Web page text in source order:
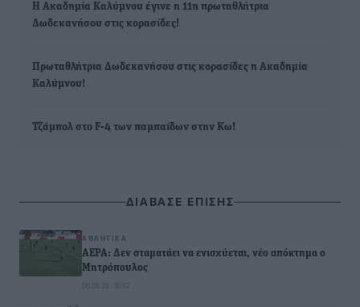
Η Ακαδημία Καλύμνου έγινε η 11η πρωταθλήτρια
Δωδεκανήσου στις κορασίδες!
Πρωταθλήτρια Δωδεκανήσου στις κορασίδες η Ακαδημία
Καλύμνου!
Τζάμπολ στο F-4 των παμπαίδων στην Κω!
ΔΙΑΒΑΣΕ ΕΠΙΣΗΣ
ΑΘΛΗΤΙΚΆ
ΑΕΡΑ: Δεν σταματάει να ενισχύεται, νέο απόκτημα ο
Μητρόπουλος
06.08.26 · 16:52